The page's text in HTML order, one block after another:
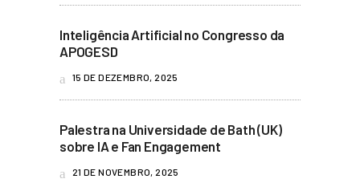
Inteligência Artificial no Congresso da
APOGESD
15 DE DEZEMBRO, 2025
Palestra na Universidade de Bath (UK)
sobre IA e Fan Engagement
21 DE NOVEMBRO, 2025